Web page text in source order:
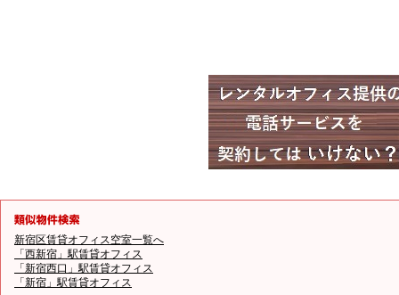
新宿区賃貸オフィス空室一覧へ
「西新宿」駅賃貸オフィス
「新宿西口」駅賃貸オフィス
「新宿」駅賃貸オフィス